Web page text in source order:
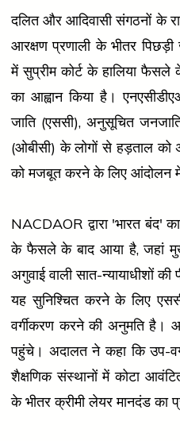
दलित और आदिवासी संगठनों के
आरक्षण प्रणाली के भीतर
में सुप्रीम कोर्ट के हालिया फैसले
का आह्वान किया है।
जाति (एससी), अनुसूचित
(ओबीसी) के लोगों से हड़ताल को
को मजबूत करने के लिए आंदोलन
NACDAOR द्वारा 'भारत बंद'
के फैसले के बाद आया है, जहां
अगुवाई वाली सात-न्यायाधीशों
यह सुनिश्चित करने के लिए
वर्गीकरण करने की अनुमति है।
पहुंचे। अदालत ने कहा कि उप-
शैक्षणिक संस्थानों में कोटा
के भीतर क्रीमी लेयर मानदंड का